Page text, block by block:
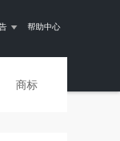
帮助中心
商标